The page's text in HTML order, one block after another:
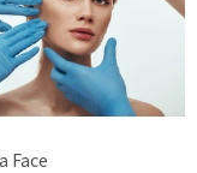
Face